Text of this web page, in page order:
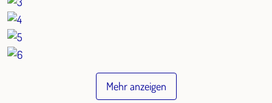
Mehr anzeigen